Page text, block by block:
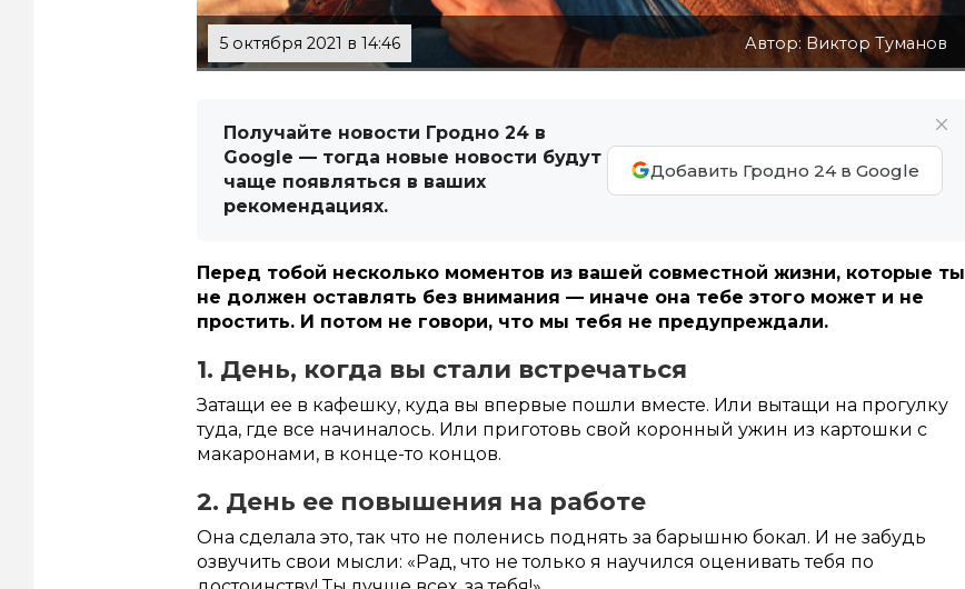
5 октября 2021 в 14:46 Автор: Виктор Туманов
Получайте новости Гродно 24 в
Google — тогда новые новости будут
чаще появляться в ваших
рекомендациях.
Добавить Гродно 24 в Google
Перед тобой несколько моментов из вашей совместной жизни, которые ты
не должен оставлять без внимания — иначе она тебе этого может и не
простить. И потом не говори, что мы тебя не предупреждали.
1. День, когда вы стали встречаться
Затащи ее в кафешку, куда вы впервые пошли вместе. Или вытащи на прогулку
туда, где все начиналось. Или приготовь свой коронный ужин из картошки с
макаронами, в конце-то концов.
2. День ее повышения на работе
Она сделала это, так что не поленись поднять за барышню бокал. И не забудь
озвучить свои мысли: «Рад, что не только я научился оценивать тебя по